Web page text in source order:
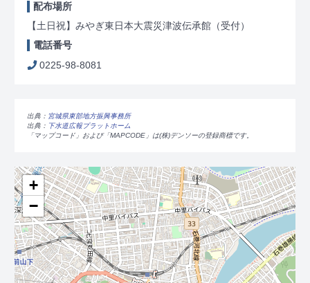
配布場所
【土日祝】みやぎ東日本大震災津波伝承館（受付）
電話番号
0225-98-8081
出典： 宮城県東部地方振興事務所
出典： 下水道広報プラットホーム
「マップコード」および「MAPCODE」は(株)デンソーの登録商標です。
+
−